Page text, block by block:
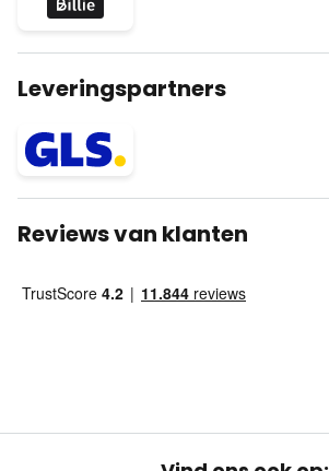
Leveringspartners
Reviews van klanten